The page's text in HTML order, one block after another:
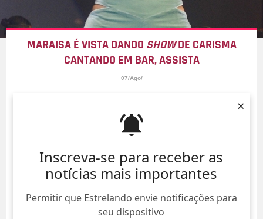
Inscreva-se para receber as
notícias mais importantes
Permitir que Estrelando envie notificações para
seu dispositivo
×
MARAISA É VISTA DANDO SHOWDE CARISMA
CANTANDO EM BAR, ASSISTA
07/Ago/